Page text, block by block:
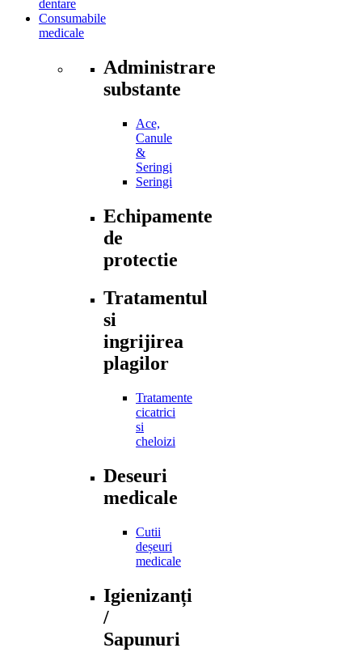
dentare
Consumabile
medicale
Administrare
substante
Ace,
Canule
&
Seringi
Seringi
Echipamente
de
protectie
Tratamentul
si
ingrijirea
plagilor
Tratamente
cicatrici
si
cheloizi
Deseuri
medicale
Cutii
deșeuri
medicale
Igienizanți
/
Sapunuri